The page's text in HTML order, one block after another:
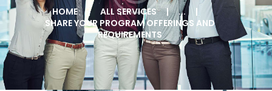
HOME ALL SERVICES
...
SHARE YOUR PROGRAM OFFERINGS AND
REQUIREMENTS